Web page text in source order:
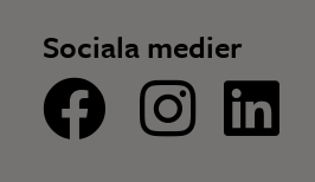
Sociala medier